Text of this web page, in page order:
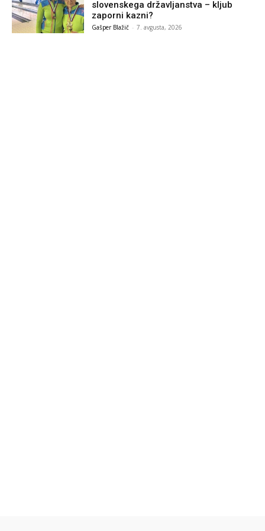
slovenskega državljanstva – kljub
zaporni kazni?
Gašper Blažič - 7. avgusta, 2026